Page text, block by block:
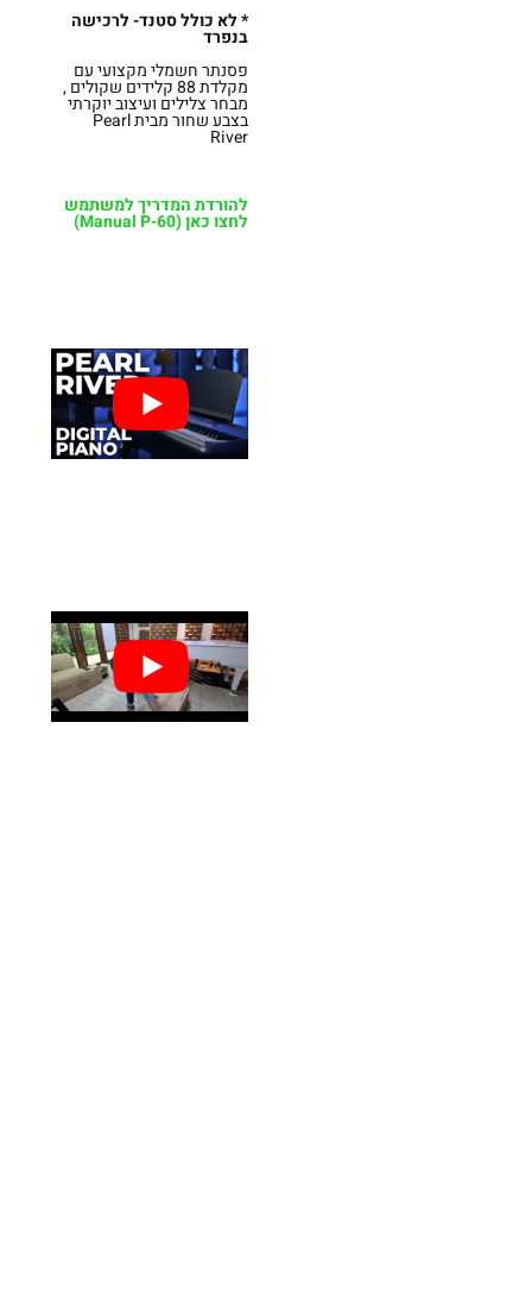
* לא כולל סטנד- לרכישה
בנפרד
פסנתר חשמלי מקצועי עם
מקלדת 88 קלידים שקולים ,
מבחר צלילים ועיצוב יוקרתי
בצבע שחור מבית Pearl
River
להורדת המדריך למשתמש
לחצו כאן (Manual P-60)